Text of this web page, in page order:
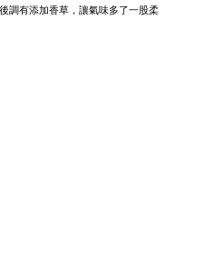
調有添加香草，讓氣味多了一股柔